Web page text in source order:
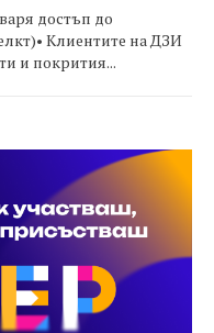
достъп до
Клиентите на ДЗИ
и покрития...